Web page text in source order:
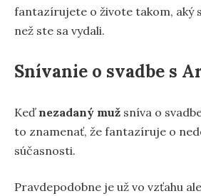
fantazírujete o živote takom, aký
než ste sa vydali.
Snívanie o svadbe s
Keď nezadaný muž sníva o
to znamenať, že fantazíruje o
súčasnosti.
Pravdepodobne je už vo vzťahu